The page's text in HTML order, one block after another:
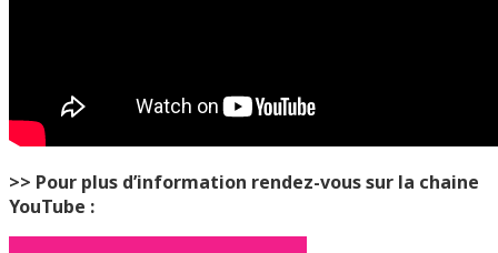
>> Pour plus d’information rendez-vous sur la chaine
YouTube :